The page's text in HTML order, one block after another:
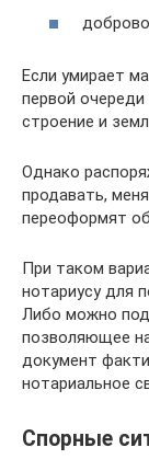
Если умирает
первой
строение и
Однако
продавать,
переоформят
При таком
нотариусу для
Либо можно
позволяющее
документ
нотариальное
Спорные